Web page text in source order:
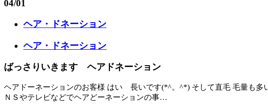
04/01
ヘア・ドネーション
ヘア・ドネーション
ばっさりいきます ヘアドネーション
ヘアドーネーションのお客様 はい 長いです(*^。^*) そして直毛 毛量も多
ＮＳやテレビなどでヘアどーネーションの事…